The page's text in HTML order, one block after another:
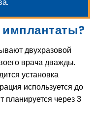
двухразовой
врача дважды.
установка
используется до
планируется через 3